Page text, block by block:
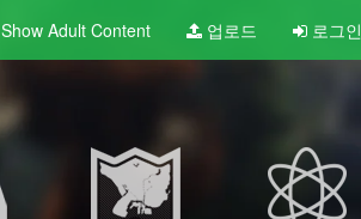
Show Adult Content 업로드 로그인